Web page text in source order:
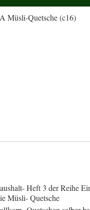
Müsli-Quetsche (c16)
Heft 3 der Reihe
Müsli- Quetsche